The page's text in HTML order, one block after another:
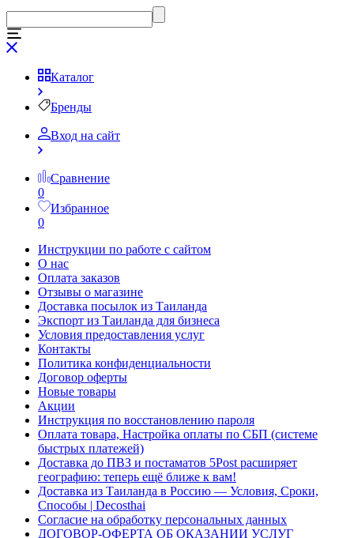
Каталог
Бренды
Вход на сайт
Сравнение
0
Избранное
0
Инструкции по работе с сайтом
О нас
Оплата заказов
Отзывы о магазине
Доставка посылок из Таиланда
Экспорт из Таиланда для бизнеса
Условия предоставления услуг
Контакты
Политика конфиденциальности
Договор оферты
Новые товары
Акции
Инструкция по восстановлению пароля
Оплата товара, Настройка оплаты по СБП (системе
быстрых платежей)
Доставка до ПВЗ и постаматов 5Post расширяет
географию: теперь ещё ближе к вам!
Доставка из Таиланда в Россию — Условия, Сроки,
Способы | Decosthai
Согласие на обработку персональных данных
ДОГОВОР-ОФЕРТА ОБ ОКАЗАНИИ УСЛУГ